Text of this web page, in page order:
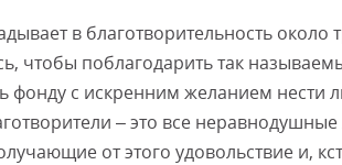
в благотворительность около
чтобы поблагодарить так
с искренним желанием нести
– это все
от этого удовольствие и,